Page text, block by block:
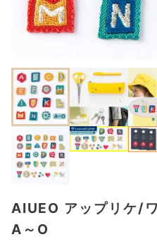
AIUEO アップリケ/
A～O